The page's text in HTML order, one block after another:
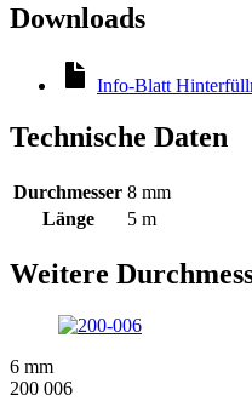
Downloads
Info-Blatt
Technische Daten
Durchmesser 8 mm
Länge
5 m
Weitere
6 mm
200 006